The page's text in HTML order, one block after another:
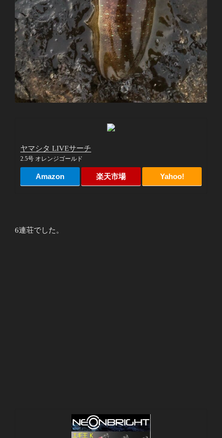
ヤマシタ LIVEサーチ
2.5号 オレンジゴールド
Amazon 楽天市場 Yahoo!
6連荘でした。